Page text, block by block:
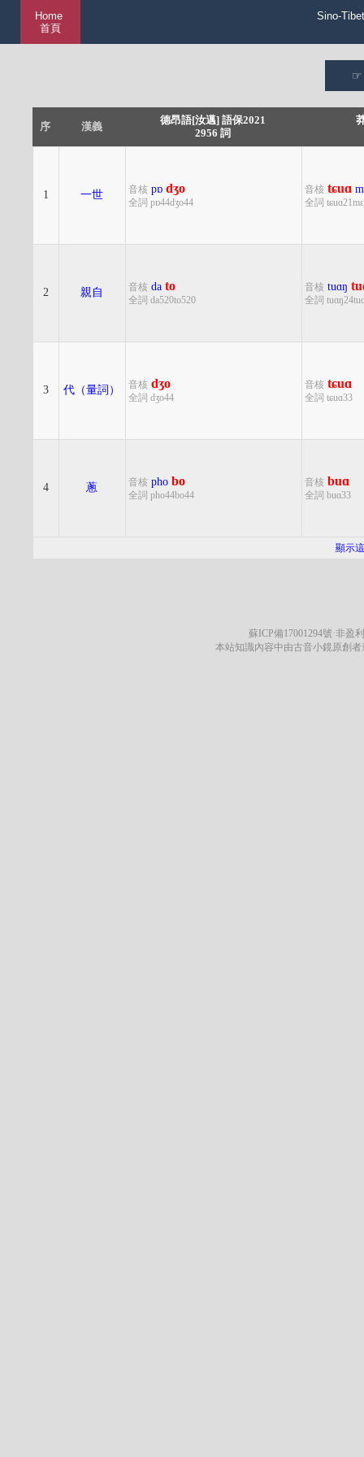
Home
首頁
Sino-
序 漢義
德昂語[汝邁] 語保2021
2956 詞
1 一世 音核 pɒ dʒo
全詞 pɒ44dʒo44
音核 tɕuɑ
全詞
2 親自 音核 da to
全詞 da520to520
音核 tuɑŋ
全詞
3 代（量詞） 音核 dʒo
全詞 dʒo44
音核 tɕuɑ
全詞 tɕuɑ33
4 蔥 音核 pho bo
全詞 pho44bo44
音核 buɑ
全詞 buɑ33
顯示
蘇ICP備17001294號·非盈
本站知識內容中由古音小鏡原創